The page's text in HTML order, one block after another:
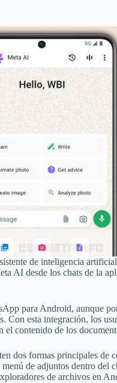
de inteligencia
AI desde los chats de la
para Android, aunque
Con esta integración, los
el contenido de los
dos formas principales de
de adjuntos dentro
de archivos en